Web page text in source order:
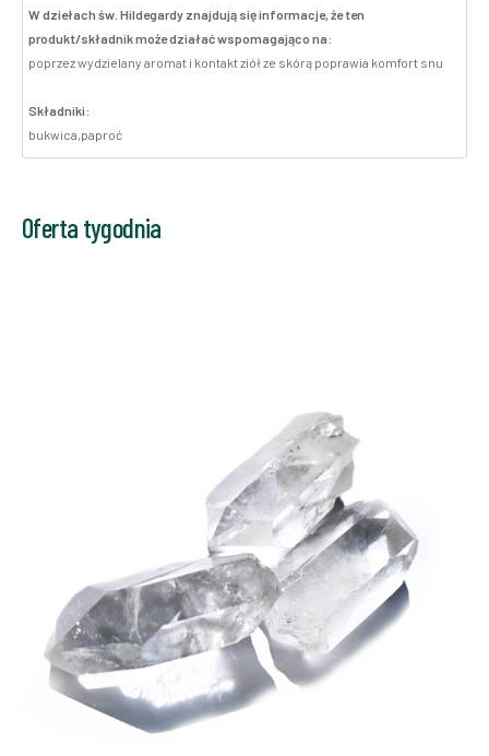
W dziełach św. Hildegardy znajdują się informacje, że ten
produkt/składnik może działać wspomagająco na:
poprzez wydzielany aromat i kontakt ziół ze skórą poprawia komfort snu
Składniki:
bukwica,paproć
Oferta tygodnia